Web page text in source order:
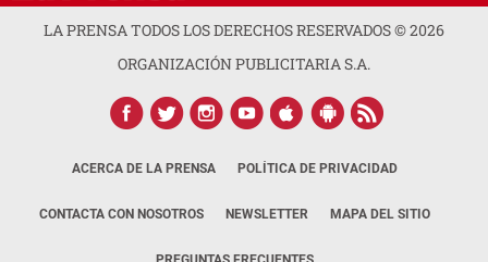
LA PRENSA TODOS LOS DERECHOS RESERVADOS ©2026
ORGANIZACIÓN PUBLICITARIA S.A.
ACERCA DE LA PRENSA POLÍTICA DE PRIVACIDAD
CONTACTA CON NOSOTROS NEWSLETTER MAPA DEL SITIO